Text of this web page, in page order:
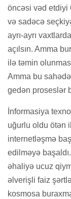
öncəsi vəd etdiyi
və sadəcə
ayrı-ayrı
açılsın. Amma
ilə təmin
Amma bu
gedən proseslər
İnformasiya
uğurlu oldu ötən
internetləşmə
edilməyə
əhaliyə ucuz
əlverişli faiz
kosmosa